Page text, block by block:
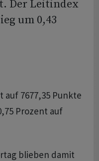
Der Leitindex
um 0,43
auf 7677,35 Punkte
Prozent auf
blieben damit